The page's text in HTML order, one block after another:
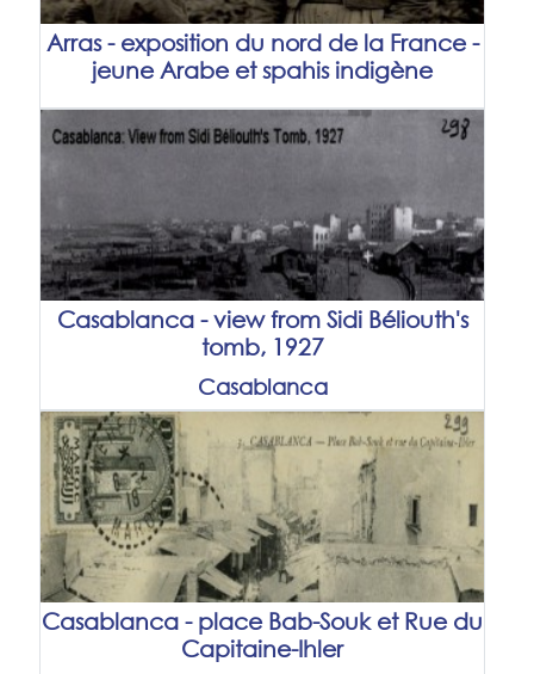
Arras - exposition du nord de la France -
jeune Arabe et spahis indigène
Casablanca - view from Sidi Béliouth's
tomb, 1927
Casablanca
Casablanca - place Bab-Souk et Rue du
Capitaine-Ihler